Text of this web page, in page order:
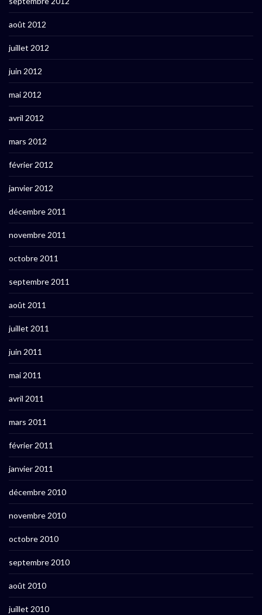
août 2012
juillet 2012
juin 2012
mai 2012
avril 2012
mars 2012
février 2012
janvier 2012
décembre 2011
novembre 2011
octobre 2011
septembre 2011
août 2011
juillet 2011
juin 2011
mai 2011
avril 2011
mars 2011
février 2011
janvier 2011
décembre 2010
novembre 2010
octobre 2010
septembre 2010
août 2010
juillet 2010